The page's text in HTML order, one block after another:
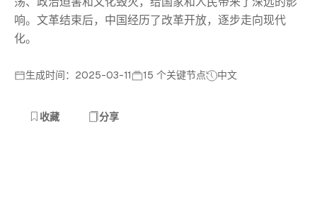
响。文革结束后，中国经历了改革开放，逐步走向现代
化。
生成时间：2025-03-11 15 个关键节点 中文
收藏 分享